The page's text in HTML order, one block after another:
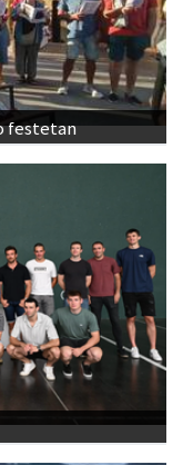
festetan